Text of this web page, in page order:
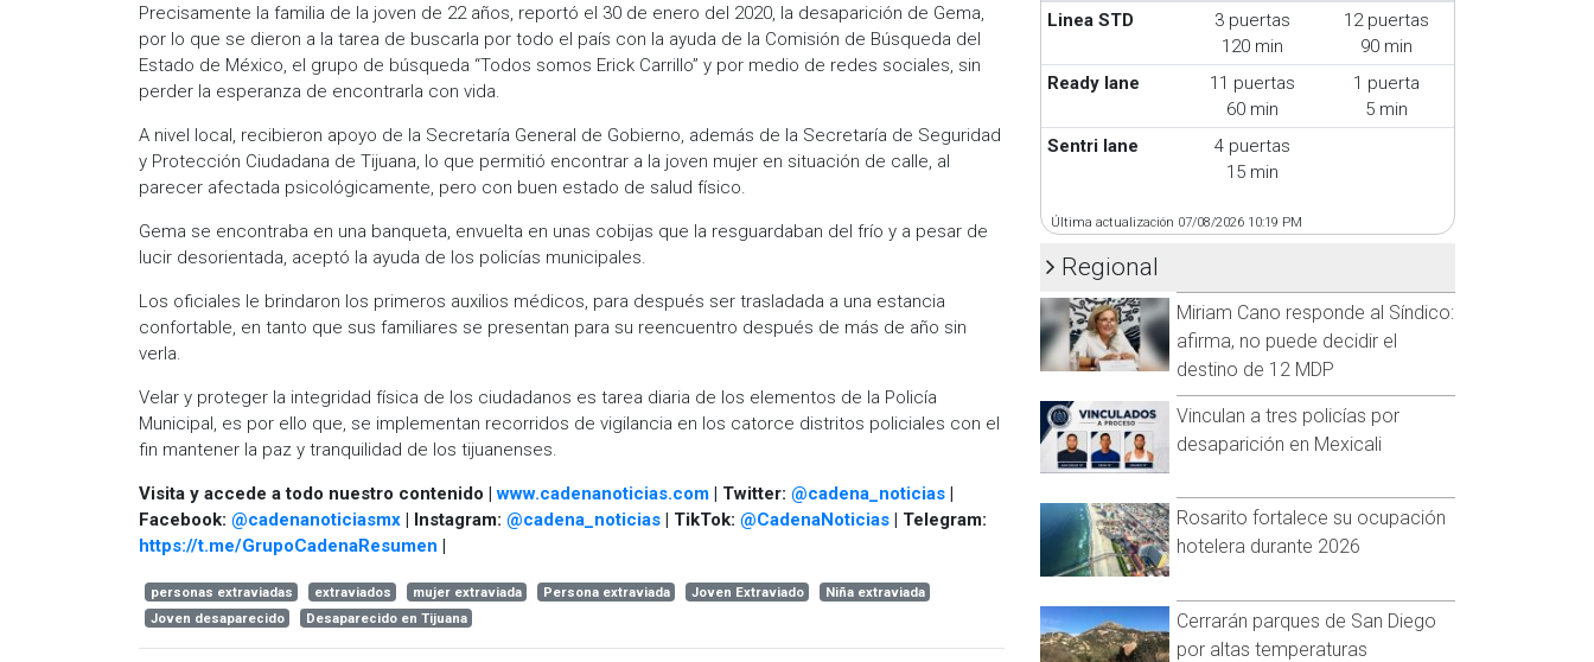
Precisamente la familia de la joven de 22 años, reportó el 30 de enero del 2020, la desaparición de Gema,
por lo que se dieron a la tarea de buscarla por todo el país con la ayuda de la Comisión de Búsqueda del
Estado de México, el grupo de búsqueda “Todos somos Erick Carrillo” y por medio de redes sociales, sin
perder la esperanza de encontrarla con vida.
A nivel local, recibieron apoyo de la Secretaría General de Gobierno, además de la Secretaría de Seguridad
y Protección Ciudadana de Tijuana, lo que permitió encontrar a la joven mujer en situación de calle, al
parecer afectada psicológicamente, pero con buen estado de salud físico.
Gema se encontraba en una banqueta, envuelta en unas cobijas que la resguardaban del frío y a pesar de
lucir desorientada, aceptó la ayuda de los policías municipales.
Los oficiales le brindaron los primeros auxilios médicos, para después ser trasladada a una estancia
confortable, en tanto que sus familiares se presentan para su reencuentro después de más de año sin
verla.
Velar y proteger la integridad física de los ciudadanos es tarea diaria de los elementos de la Policía
Municipal, es por ello que, se implementan recorridos de vigilancia en los catorce distritos policiales con el
fin mantener la paz y tranquilidad de los tijuanenses.
Visita y accede a todo nuestro contenido |www.cadenanoticias.com | Twitter: @cadena_noticias |
Facebook: @cadenanoticiasmx | Instagram: @cadena_noticias | TikTok: @CadenaNoticias | Telegram:
https://t.me/GrupoCadenaResumen |
personas extraviadas extraviados mujer extraviada Persona extraviada Joven Extraviado
Niña extraviada
Joven desaparecido
Desaparecido en Tijuana
Linea STD
3 puertas
120 min
12 puertas
90 min
Ready lane
11 puertas
60 min
1 puerta
5 min
Sentri lane
4 puertas
15 min
Última actualización 07/08/2026 10:19 PM
Regional
Miriam Cano responde al Síndico:
afirma, no puede decidir el
destino de 12 MDP
Vinculan a tres policías por
desaparición en Mexicali
Rosarito fortalece su ocupación
hotelera durante 2026
Cerrarán parques de San Diego
por altas temperaturas